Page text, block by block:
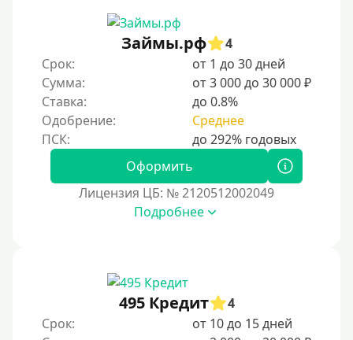
С ежемесячным платежом
Под низкий процент
Без процентов
Первый кредит без переплаты
Без процентов на 30 дней
Без страховок и комиссий
Повторный
Займы.рф
4
Срок:
от 1 до 30 дней
Сумма:
от 3 000 до 30 000 ₽
Ставка:
до 0.8%
Одобрение:
Среднее
Оформить
Лицензия ЦБ: № 2120512002049
Подробнее
495 Кредит
4
Срок:
от 10 до 15 дней